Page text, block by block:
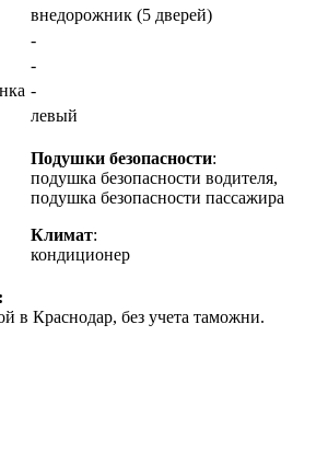
внедорожник (5 дверей)
-
-
-
левый
Подушки безопасности:
подушка безопасности водителя,
подушка безопасности пассажира
Климат:
кондиционер
в Краснодар, без учета таможни.